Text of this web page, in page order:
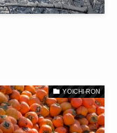
YOICHI-RON